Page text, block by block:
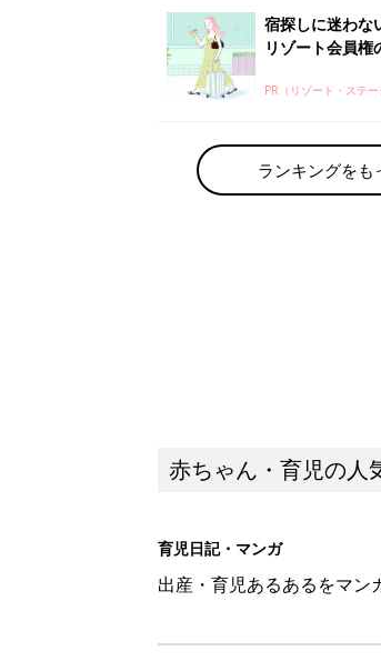
宿探しに迷わな
リゾート会員権
PR（リゾート・ステー
ランキングをも
赤ちゃん・育児の人
育児日記・マンガ
出産・育児あるあるをマン